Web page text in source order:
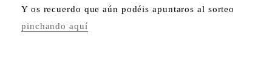
Y os recuerdo que aún podéis apuntaros al sorteo
pinchando aquí